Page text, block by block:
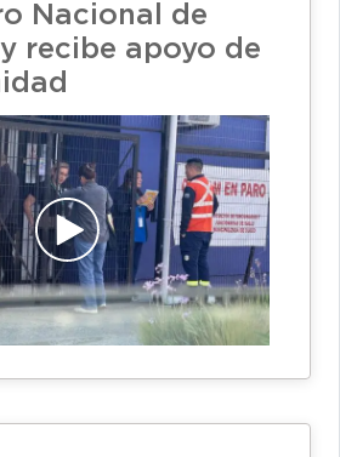
Nacional de
recibe apoyo de